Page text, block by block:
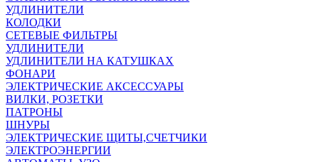
УДЛИНИТЕЛИ
КОЛОДКИ
СЕТЕВЫЕ ФИЛЬТРЫ
УДЛИНИТЕЛИ
УДЛИНИТЕЛИ НА КАТУШКАХ
ФОНАРИ
ЭЛЕКТРИЧЕСКИЕ АКСЕССУАРЫ
ВИЛКИ, РОЗЕТКИ
ПАТРОНЫ
ШНУРЫ
ЭЛЕКТРИЧЕСКИЕ ЩИТЫ,СЧЕТЧИКИ
ЭЛЕКТРОЭНЕРГИИ